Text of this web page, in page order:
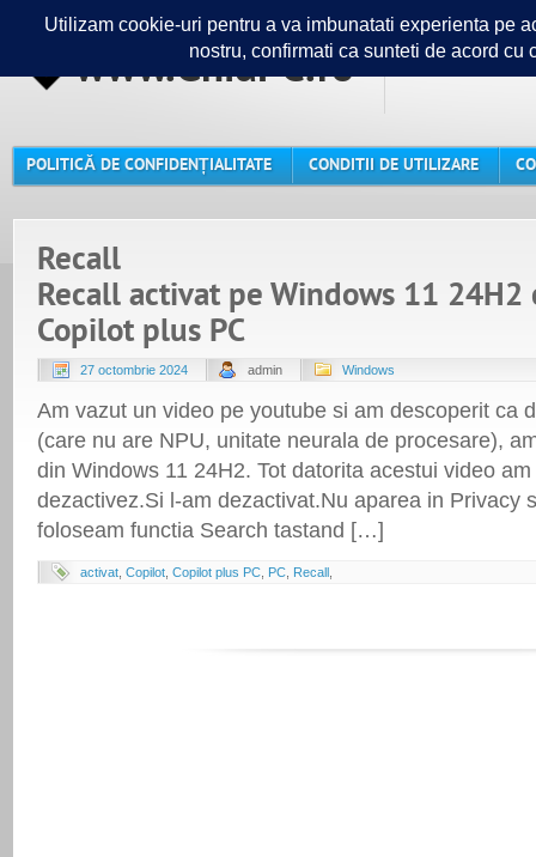
www.GhidPC.ro Ghidul
POLITICĂ DE CONFIDENȚIALITATE CONDITII DE UTILIZARE
Recall
Recall activat pe Windows 11 24H2
Copilot plus PC
27 octombrie 2024 admin Windows
Am vazut un video pe youtube si am descoperit ca
(care nu are NPU, unitate neurala de procesare),
din Windows 11 24H2. Tot datorita acestui video
dezactivez.Si l-am dezactivat.Nu aparea in Privacy
foloseam functia Search tastand […]
activat Copilot Copilot plus PC PC Recall